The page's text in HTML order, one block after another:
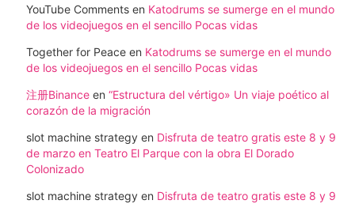
YouTube Comments en Katodrums se sumerge en el mundo
de los videojuegos en el sencillo Pocas vidas
Together for Peace en Katodrums se sumerge en el mundo
de los videojuegos en el sencillo Pocas vidas
注册Binance en “Estructura del vértigo» Un viaje poético al
corazón de la migración
slot machine strategy en Disfruta de teatro gratis este 8 y 9
de marzo en Teatro El Parque con la obra El Dorado
Colonizado
slot machine strategy en Disfruta de teatro gratis este 8 y 9